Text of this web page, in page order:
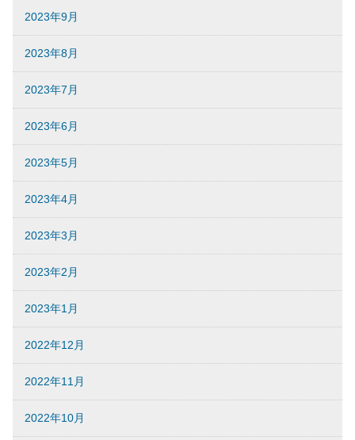
2023年9月
2023年8月
2023年7月
2023年6月
2023年5月
2023年4月
2023年3月
2023年2月
2023年1月
2022年12月
2022年11月
2022年10月